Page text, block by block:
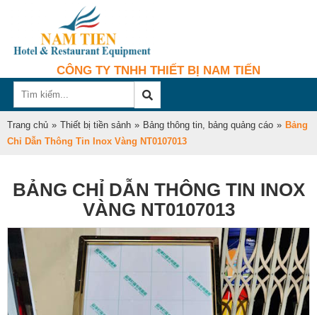
CÔNG TY TNHH THIẾT BỊ NAM TIẾN
Trang chủ » Thiết bị tiền sảnh » Bảng thông tin, bảng quảng cáo » Bảng
Chỉ Dẫn Thông Tin Inox Vàng NT0107013
BẢNG CHỈ DẪN THÔNG TIN INOX
VÀNG NT0107013